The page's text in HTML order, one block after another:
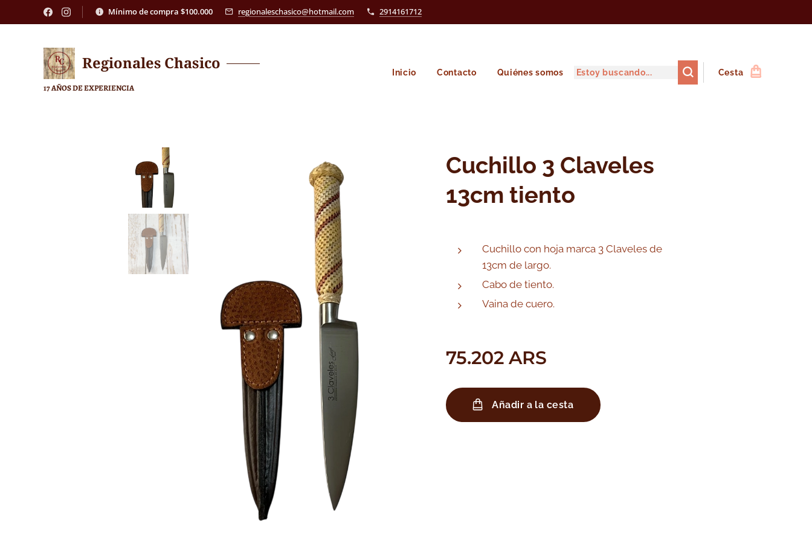
Mínimo de compra $100.000 regionaleschasico@hotmail.com 2914161712
Regionales Chasico
17 AÑOS DE EXPERIENCIA
Inicio Contacto Quiénes somos Cesta
Cuchillo 3 Claveles
13cm tiento
Cuchillo con hoja marca 3 Claveles de
13cm de largo.
Cabo de tiento.
Vaina de cuero.
75.202 ARS
Añadir a la cesta